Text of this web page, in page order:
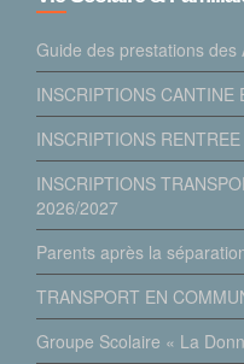
Guide des prestations des
INSCRIPTIONS
INSCRIPTIONS
INSCRIPTIONS
2026/2027
Parents après la
TRANSPORT EN
Groupe Scolaire « La